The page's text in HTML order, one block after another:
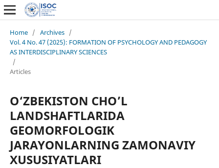
Home / Archives /
Vol. 4 No. 47 (2025): FORMATION OF PSYCHOLOGY AND PEDAGOGY
AS INTERDISCIPLINARY SCIENCES
/
Articles
O‘ZBEKISTON CHO’L
LANDSHAFTLARIDA
GEOMORFOLOGIK
JARAYONLARNING ZAMONAVIY
XUSUSIYATLARI